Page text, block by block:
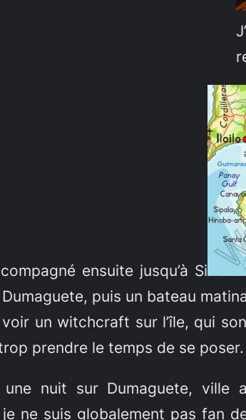
ensuite jusqu’à Si
Dumaguete, puis un bateau
un witchcraft sur l’île, qui
prendre le temps de se poser.
une nuit sur Dumaguete,
ne suis globalement pas fan